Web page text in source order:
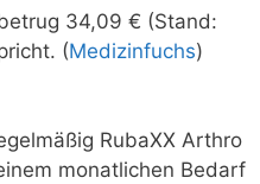
34,09 € (Stand:
(Medizinfuchs)
RubaXX Arthro
monatlichen Bedarf